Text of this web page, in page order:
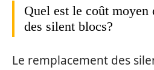
Quel est le coût moyen
des silent blocs?
Le remplacement des